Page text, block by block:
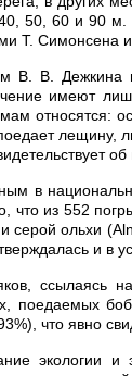
50, 60 и 90 м.
Т. Симонсена и
В. В. Дежкина
имеют
относятся:
лещину,
в
что из 552
серой ольхи
и в
ссылаясь
поедаемых
что явно
экологии и